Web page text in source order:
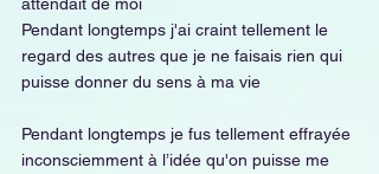
Pendant longtemps j'ai craint tellement le
regard des autres que je ne faisais rien qui
puisse donner du sens à ma vie
Pendant longtemps je fus tellement effrayée
inconsciemment à l’idée qu'on puisse me